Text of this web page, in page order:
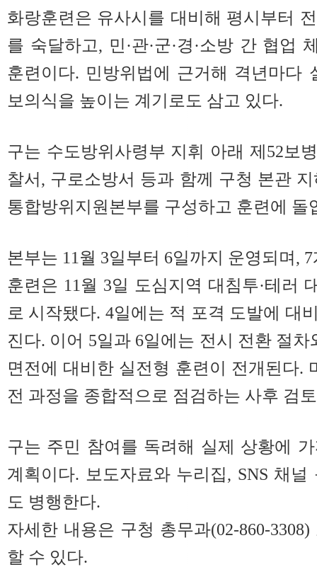
화랑훈련은 유사시를 대비해 평시부터
를 숙달하고, 민·관·군·경·소방 간 협업
훈련이다. 민방위법에 근거해 격년마다
보의식을 높이는 계기로도 삼고 있다.
구는 수도방위사령부 지휘 아래 제52보
찰서, 구로소방서 등과 함께 구청 본관
통합방위지원본부를 구성하고 훈련에 돌
본부는 11월 3일부터 6일까지 운영되며,
훈련은 11월 3일 도심지역 대침투·테러
로 시작됐다. 4일에는 적 포격 도발에 대
진다. 이어 5일과 6일에는 전시 전환 절
면전에 대비한 실전형 훈련이 전개된다.
전 과정을 종합적으로 점검하는 사후 검
구는 주민 참여를 독려해 실제 상황에
계획이다. 보도자료와 누리집, SNS 채
도 병행한다.
자세한 내용은 구청 총무과(02-860-
할 수 있다.